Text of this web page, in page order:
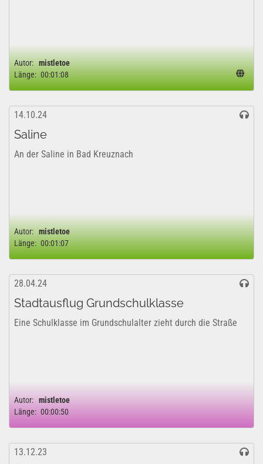
Autor: mistletoe
Länge: 00:01:08
14.10.24
Saline
An der Saline in Bad Kreuznach
Autor: mistletoe
Länge: 00:01:07
28.04.24
Stadtausflug Grundschulklasse
Eine Schulklasse im Grundschulalter zieht durch die Straße
Autor: mistletoe
Länge: 00:00:50
13.12.23